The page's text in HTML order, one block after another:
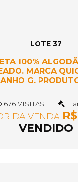
LOTE 37
100%
MARCA
G.
676 VISITAS 1
DA VENDA
VENDIDO